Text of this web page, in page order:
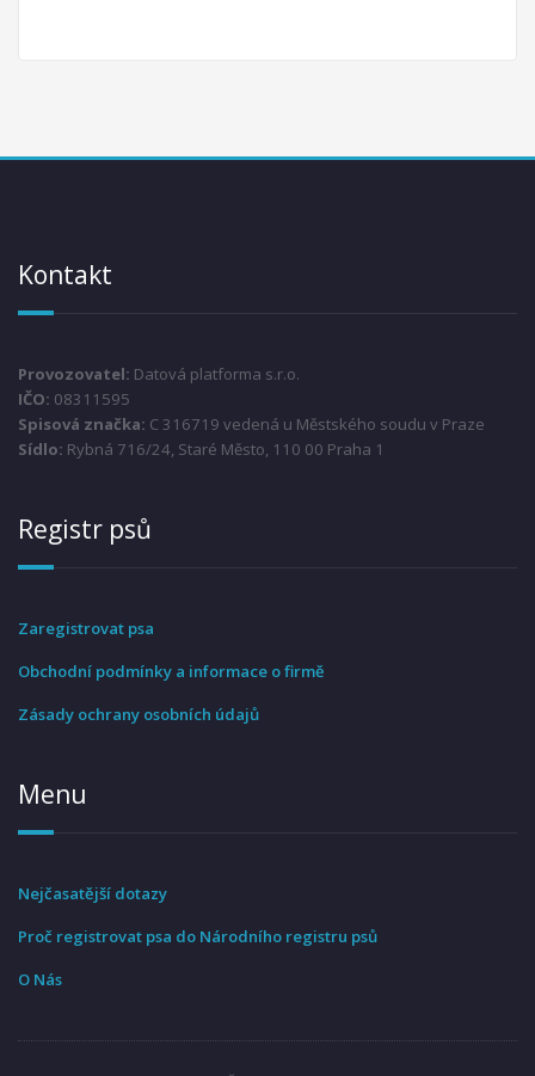
Kontakt
Provozovatel: Datová platforma s.r.o.
IČO: 08311595
Spisová značka: C 316719 vedená u Městského soudu v Praze
Sídlo: Rybná 716/24, Staré Město, 110 00 Praha 1
Registr psů
Zaregistrovat psa
Obchodní podmínky a informace o firmě
Zásady ochrany osobních údajů
Menu
Nejčasatější dotazy
Proč registrovat psa do Národního registru psů
O Nás